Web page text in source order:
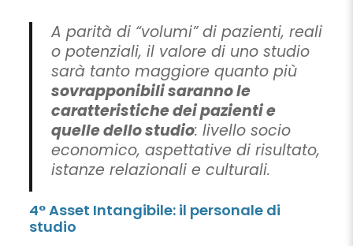
A parità di “volumi” di pazienti, reali
o potenziali, il valore di uno studio
sarà tanto maggiore quanto più
sovrapponibili saranno le
caratteristiche dei pazienti e
quelle dello studio: livello socio
economico, aspettative di risultato,
istanze relazionali e culturali.
4° Asset Intangibile: il personale di
studio